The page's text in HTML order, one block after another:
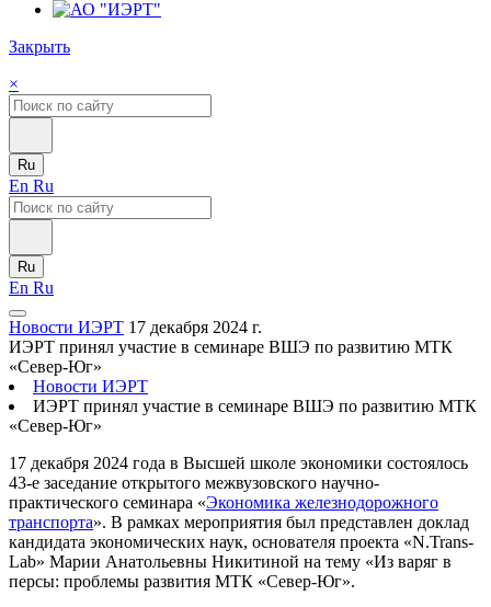
Закрыть
×
Ru
En Ru
Ru
En Ru
Новости ИЭРТ 17 декабря 2024 г.
ИЭРТ принял участие в семинаре ВШЭ по развитию МТК
«Север-Юг»
Новости ИЭРТ
ИЭРТ принял участие в семинаре ВШЭ по развитию МТК
«Север-Юг»
17 декабря 2024 года в Высшей школе экономики состоялось
43-е заседание открытого межвузовского научно-
практического семинара «Экономика железнодорожного
транспорта». В рамках мероприятия был представлен доклад
кандидата экономических наук, основателя проекта «N.Trans-
Lab» Марии Анатольевны Никитиной на тему «Из варяг в
персы: проблемы развития МТК «Север-Юг».